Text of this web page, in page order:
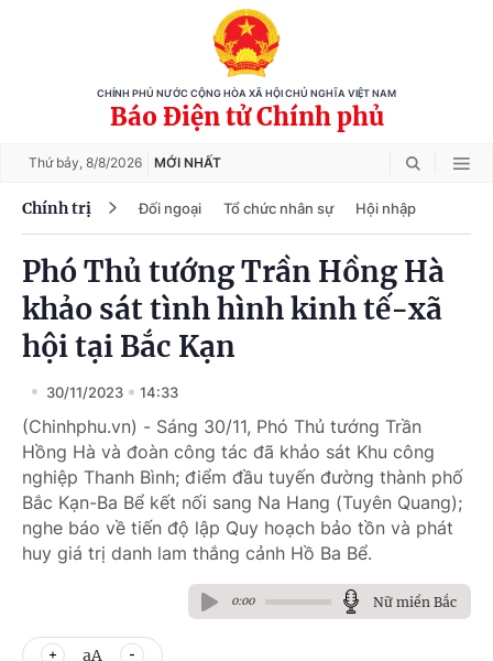
CHÍNH PHỦ NƯỚC CỘNG HÒA XÃ HỘI CHỦ NGHĨA VIỆT NAM
Báo Điện tử Chính phủ
Thứ bảy, 8/8/2026 MỚI NHẤT
Chính trị Đối ngoại Tổ chức nhân sự Hội nhập
Phó Thủ tướng Trần Hồng Hà
khảo sát tình hình kinh tế-xã
hội tại Bắc Kạn
30/11/2023 14:33
(Chinhphu.vn) - Sáng 30/11, Phó Thủ tướng Trần
Hồng Hà và đoàn công tác đã khảo sát Khu công
nghiệp Thanh Bình; điểm đầu tuyến đường thành phố
Bắc Kạn-Ba Bể kết nối sang Na Hang (Tuyên Quang);
nghe báo về tiến độ lập Quy hoạch bảo tồn và phát
huy giá trị danh lam thắng cảnh Hồ Ba Bể.
0:00 Nữ miền Bắc
aA